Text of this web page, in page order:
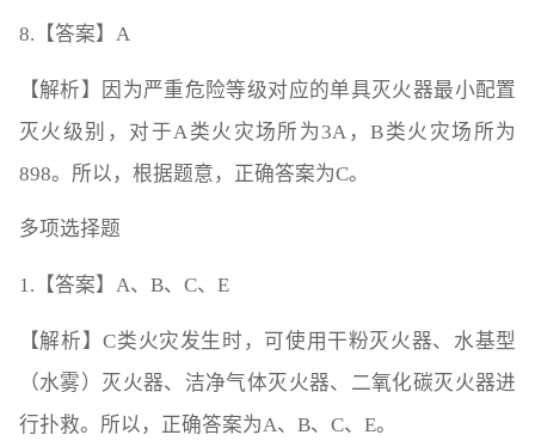
8.【答案】A
【解析】因为严重危险等级对应的单具灭火器最小配置
灭火级别，对于A类火灾场所为3A，B类火灾场所为
898。所以，根据题意，正确答案为C。
多项选择题
1.【答案】A、B、C、E
【解析】C类火灾发生时，可使用干粉灭火器、水基型
（水雾）灭火器、洁净气体灭火器、二氧化碳灭火器进
行扑救。所以，正确答案为A、B、C、E。